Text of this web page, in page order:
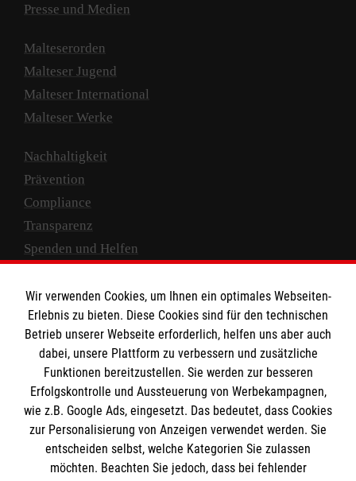
Presse und Medien
Malteserorden
Malteser Jugend
Malteser International
Malteser Werke
Nachhaltigkeit
Prävention
Compliance
Transparenz
Spenden und Helfen
Empfänger: Malteser Hilfsdienst e.V.
IBAN: DE10 3706 0120 1201 2000 12
BIC: GENODED 1PA7
Wir verwenden Cookies, um Ihnen ein optimales Webseiten-
Erlebnis zu bieten. Diese Cookies sind für den technischen
Betrieb unserer Webseite erforderlich, helfen uns aber auch
dabei, unsere Plattform zu verbessern und zusätzliche
Funktionen bereitzustellen. Sie werden zur besseren
Erfolgskontrolle und Aussteuerung von Werbekampagnen,
wie z.B. Google Ads, eingesetzt. Das bedeutet, dass Cookies
zur Personalisierung von Anzeigen verwendet werden. Sie
entscheiden selbst, welche Kategorien Sie zulassen
möchten. Beachten Sie jedoch, dass bei fehlender